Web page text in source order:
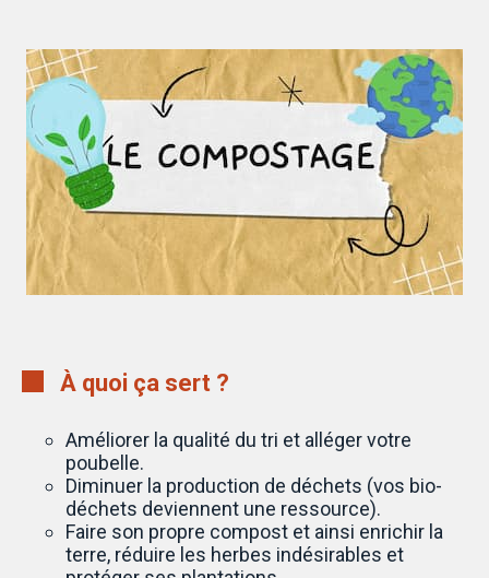
À quoi ça sert ?
Améliorer la qualité du tri et alléger votre
poubelle.
Diminuer la production de déchets (vos bio-
déchets deviennent une ressource).
Faire son propre compost et ainsi enrichir la
terre, réduire les herbes indésirables et